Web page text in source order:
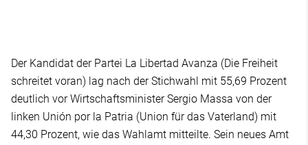
Der Kandidat der Partei La Libertad Avanza (Die Freiheit
schreitet voran) lag nach der Stichwahl mit 55,69 Prozent
deutlich vor Wirtschaftsminister Sergio Massa von der
linken Unión por la Patria (Union für das Vaterland) mit
44,30 Prozent, wie das Wahlamt mitteilte. Sein neues Amt